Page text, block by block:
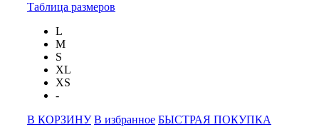
Таблица размеров
L
M
S
XL
XS
-
В КОРЗИНУ В избранное БЫСТРАЯ ПОКУПКА